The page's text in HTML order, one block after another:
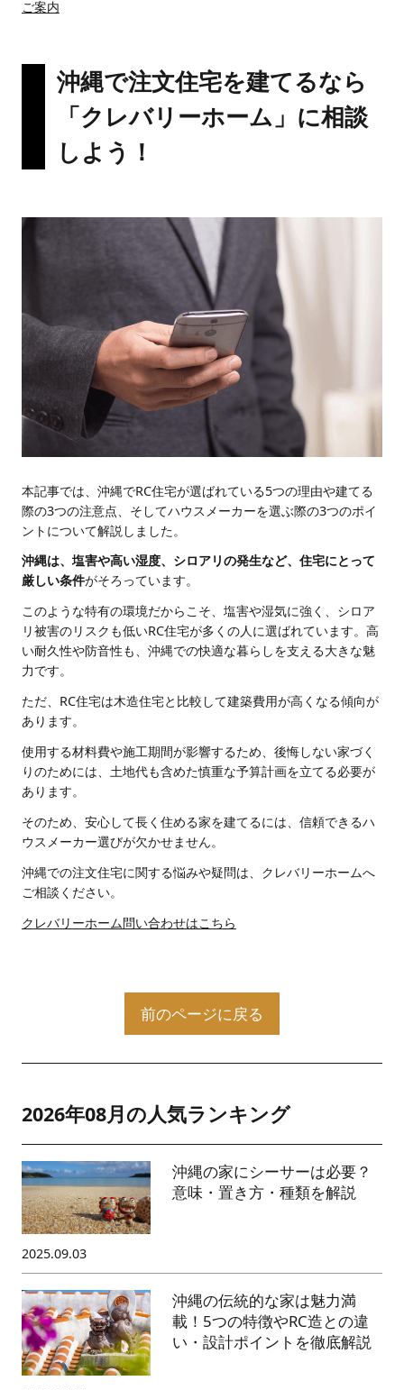
ご案内
沖縄で注文住宅を建てるなら
「クレバリーホーム」に相談
しよう！
本記事では、沖縄でRC住宅が選ばれている5つの理由や建てる
際の3つの注意点、そしてハウスメーカーを選ぶ際の3つのポイ
ントについて解説しました。
沖縄は、塩害や高い湿度、シロアリの発生など、住宅にとって
厳しい条件がそろっています。
このような特有の環境だからこそ、塩害や湿気に強く、シロア
リ被害のリスクも低いRC住宅が多くの人に選ばれています。高
い耐久性や防音性も、沖縄での快適な暮らしを支える大きな魅
力です。
ただ、RC住宅は木造住宅と比較して建築費用が高くなる傾向が
あります。
使用する材料費や施工期間が影響するため、後悔しない家づく
りのためには、土地代も含めた慎重な予算計画を立てる必要が
あります。
そのため、安心して長く住める家を建てるには、信頼できるハ
ウスメーカー選びが欠かせません。
沖縄での注文住宅に関する悩みや疑問は、クレバリーホームへ
ご相談ください。
クレバリーホーム問い合わせはこちら
前のページに戻る
2026年08月の人気ランキング
2025.09.03
沖縄の家にシーサーは必要？
意味・置き方・種類を解説
沖縄の伝統的な家は魅力満
載！5つの特徴やRC造との違
い・設計ポイントを徹底解説